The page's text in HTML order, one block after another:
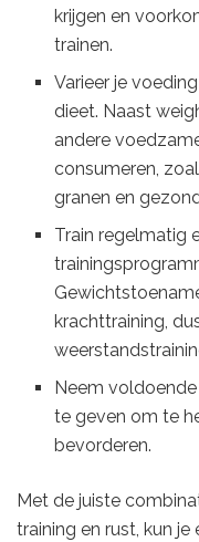
krijgen en
trainen.
Varieer je
dieet. Naast
andere
consumeren,
granen en
Train regelmatig
krachttraining,
Neem
te geven om te
bevorderen.
Met de juiste
training en rust, kun